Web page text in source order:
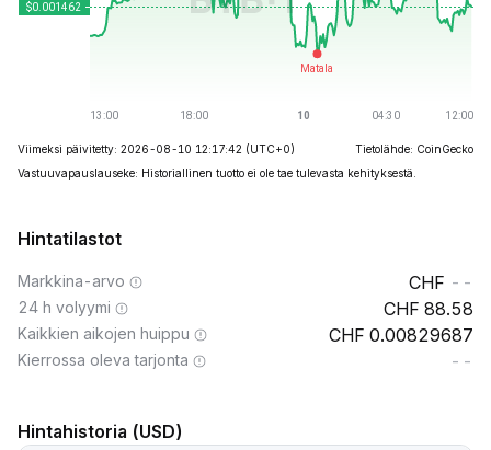
Viimeksi päivitetty: 2026-08-10 12:17:42 (UTC+0)
Tietolähde: CoinGecko
Vastuuvapauslauseke: Historiallinen tuotto ei ole tae tulevasta kehityksestä.
Hintatilastot
Markkina-arvo --
24 h volyymi 88.58
Kaikkien aikojen huippu 0.00829687
Kierrossa oleva tarjonta --
Hintahistoria (USD)